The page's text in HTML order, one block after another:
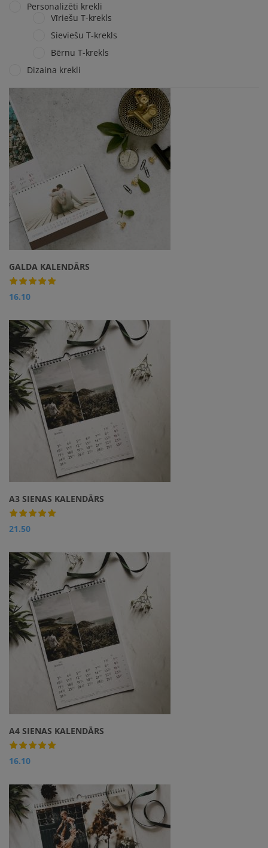
Personalizēti krekli
Vīriešu T-krekls
Sieviešu T-krekls
Bērnu T-krekls
Dizaina krekli
Galda kalendārs padarīs
personīgāku Tavu biroja
vai darba galdu. Mīļie
cilvēki, notikumi un
atgādinājumi būs tev
blakus visu gadu!
GALDA KALENDĀRS
16.10
Izbaudi katru gada mēnesi
kopā ar cilvēkiem, kuri tev
mīļi un tuvi, pateicoties
personalizētam sienas
kalendāram.
A3 SIENAS KALENDĀRS
21.50
Kalendārs kļūs vēl
personīgāks, ja katram
mēnesim pievienosi savu
īpašo komentāru un izcelsi
mēneša īpašos datumus,
A4 SIENAS KALENDĀRS
16.10